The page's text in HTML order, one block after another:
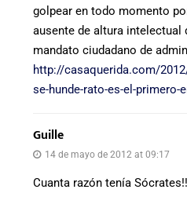
golpear en todo momento
ausente de altura intelectual
mandato ciudadano de
http://casaquerida.com/
se-hunde-rato-es-el-primero-
Guille
14 de mayo de 2012 at 09:17
Cuanta razón tenía